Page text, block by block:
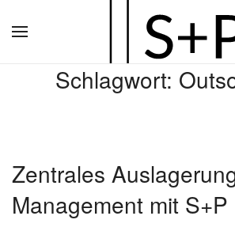
Hauptinhalt
springen
Schlagwort:
Zentrales
Management mit S+P